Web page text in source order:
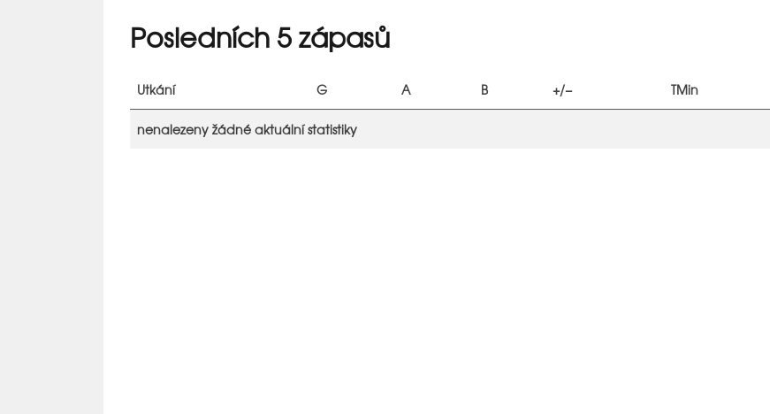
Posledních 5 zápasů
Utkání G A B +/− TMin
nenalezeny žádné aktuální statistiky